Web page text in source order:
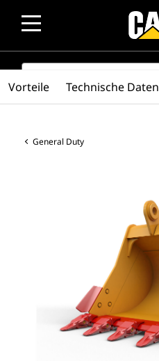
SEARCH
General Duty
Vorteile Technische Daten